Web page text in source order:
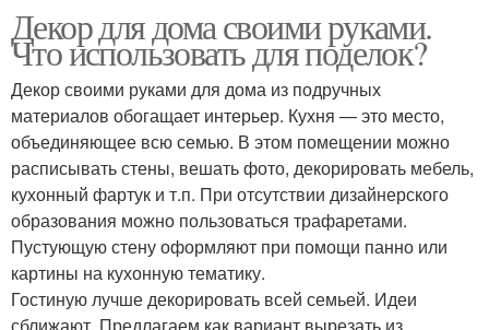
Декор для дома своими руками.
Что использовать для поделок?
Декор своими руками для дома из подручных
материалов обогащает интерьер. Кухня — это место,
объединяющее всю семью. В этом помещении можно
расписывать стены, вешать фото, декорировать мебель,
кухонный фартук и т.п. При отсутствии дизайнерского
образования можно пользоваться трафаретами.
Пустующую стену оформляют при помощи панно или
картины на кухонную тематику.
Гостиную лучше декорировать всей семьей. Идеи
сближают. Предлагаем как вариант вырезать из